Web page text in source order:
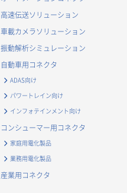
高速伝送ソリューション
車載カメラソリューション
振動解析シミュレーション
自動車用コネクタ
ADAS向け
パワートレイン向け
インフォテインメント向け
コンシューマー用コネクタ
家庭用電化製品
業務用電化製品
産業用コネクタ